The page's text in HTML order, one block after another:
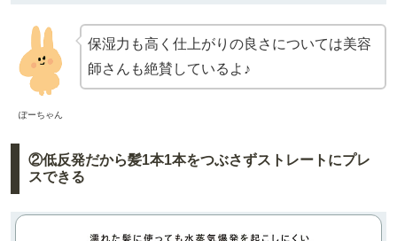
ぽーちゃん
保湿力も高く仕上がりの良さについては美容
師さんも絶賛しているよ♪
②低反発だから髪1本1本をつぶさずストレートにプレ
スできる